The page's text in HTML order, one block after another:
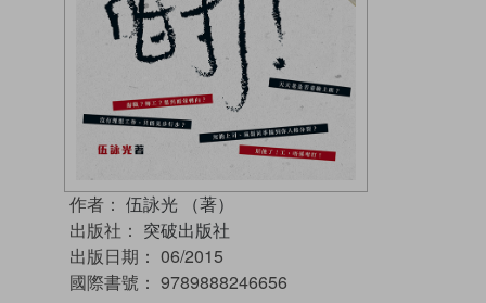
作者： 伍詠光 （著）
出版社： 突破出版社
出版日期： 06/2015
國際書號： 9789888246656